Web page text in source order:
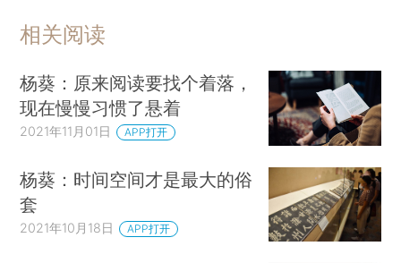
相关阅读
杨葵：原来阅读要找个着落，
现在慢慢习惯了悬着
2021年11月01日 APP打开
杨葵：时间空间才是最大的俗
套
2021年10月18日 APP打开